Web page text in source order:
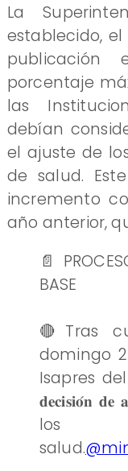
La
establecido,
porcentaje
las
debían
el ajuste de
de salud.
incremento
año anterior,
BASE
🔴Tras
domingo
Isapres del
𝐝𝐞𝐜𝐢𝐬𝐢𝐨́𝐧 𝐝𝐞
los
salud.